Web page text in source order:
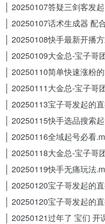
│ 20250107答疑三剑客发
│ 20250107话术生成器 配
│ 20250108快手最新开播
│ 20250109大金总-宝子哥
│ 20250110简单快速涨粉
│ 20250111大金总-宝子哥
│ 20250113宝子哥发起的
│ 20250115快手选品搜索
│ 20250116全域起号必看
│ 20250118大金总-宝子哥
│ 20250119快手无痛玩法
│ 20250120宝子哥发起的
│ 20250120宝子哥发起的
│ 20250121过年了 宝们 开